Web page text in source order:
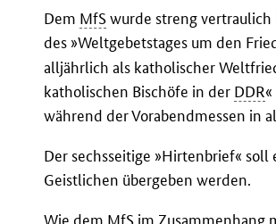
Dem MfSwurde streng vertraulich
des »Weltgebetstages um den
alljährlich als katholischer
katholischen Bischöfe in der DDR
während der Vorabendmessen in
Der sechsseitige »Hirtenbrief« soll
Geistlichen übergeben werden.
Wie dem MfS im Zusammenhang